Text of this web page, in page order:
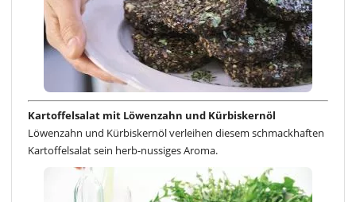
Kartoffelsalat mit Löwenzahn und Kürbiskernöl
Löwenzahn und Kürbiskernöl verleihen diesem schmackhaften
Kartoffelsalat sein herb-nussiges Aroma.